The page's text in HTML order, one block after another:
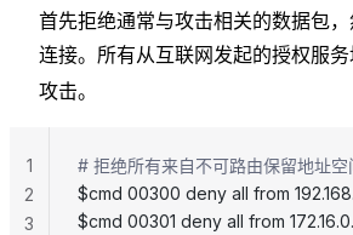
首先拒绝通常与攻击相关的数据包
连接。所有从互联网发起的授权服
攻击。
# 拒绝所有来自不可路由保留地址
$cmd 00300 deny all from
$cmd 00301 deny all from
1
2
3